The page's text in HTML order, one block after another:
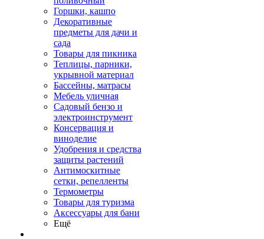
Горшки, кашпо
Декоративные
предметы для дачи и
сада
Товары для пикника
Теплицы, парники,
укрывной материал
Бассейны, матрасы
Мебель уличная
Садовый бензо и
электроинструмент
Консервация и
виноделие
Удобрения и средства
защиты растений
Антимоскитные
сетки, репелленты
Термометры
Товары для туризма
Аксессуары для бани
Ещё